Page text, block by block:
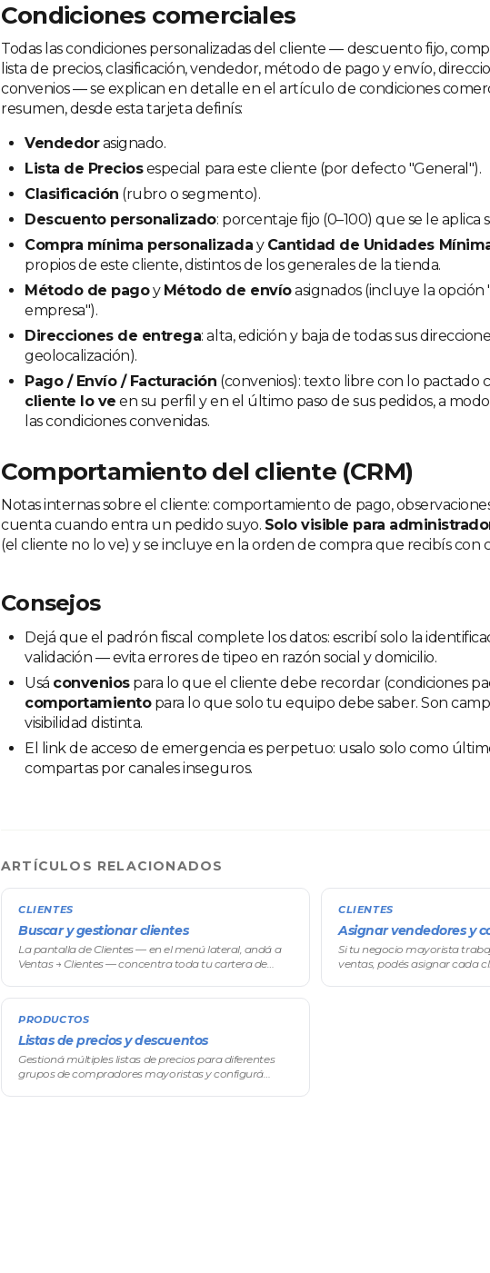
Condiciones comerciales
Todas las condiciones personalizadas del cliente — descuento fijo,
lista de precios, clasificación, vendedor, método de pago y envío,
convenios — se explican en detalle en el artículo de condiciones
resumen, desde esta tarjeta definís:
Vendedorasignado.
Lista de Preciosespecial para este cliente (por defecto "General").
Clasificación (rubro o segmento).
Descuento personalizado: porcentaje fijo (0–100) que se le aplica
Compra mínima personalizada y Cantidad de Unidades
propios de este cliente, distintos de los generales de la tienda.
Método de pagoy Método de envíoasignados (incluye la opción
empresa").
Direcciones de entrega: alta, edición y baja de todas sus
geolocalización).
Pago / Envío / Facturación (convenios): texto libre con lo pactado
cliente lo ve en su perfil y en el último paso de sus pedidos, a
las condiciones convenidas.
Comportamiento del cliente (CRM)
Notas internas sobre el cliente: comportamiento de pago,
cuenta cuando entra un pedido suyo. Solo visible para
(el cliente no lo ve) y se incluye en la orden de compra que recibís con
Consejos
Dejá que el padrón fiscal complete los datos: escribí solo la
validación — evita errores de tipeo en razón social y domicilio.
Usá conveniospara lo que el cliente debe recordar (condiciones
comportamientopara lo que solo tu equipo debe saber. Son
visibilidad distinta.
El link de acceso de emergencia es perpetuo: usalo solo como
compartas por canales inseguros.
ARTÍCULOS RELACIONADOS
CLIENTES
Buscar y gestionar clientes
La pantalla de Clientes — en el menú lateral, andá a
Ventas → Clientes — concentra toda tu cartera de
CLIENTES
Asignar vendedores y
Si tu negocio mayorista
ventas, podés asignar cada
PRODUCTOS
Listas de precios y descuentos
Gestioná múltiples listas de precios para diferentes
grupos de compradores mayoristas y configurá